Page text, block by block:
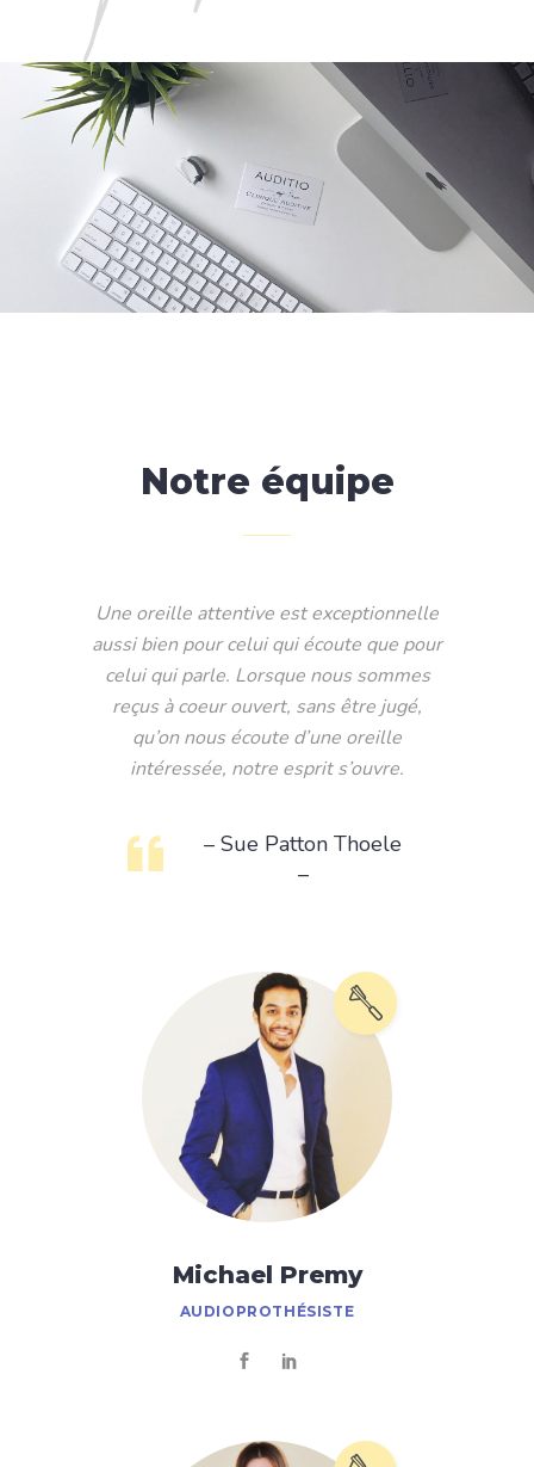
Notre équipe
Une oreille attentive est exceptionnelle
aussi bien pour celui qui écoute que pour
celui qui parle. Lorsque nous sommes
reçus à coeur ouvert, sans être jugé,
qu’on nous écoute d’une oreille
intéressée, notre esprit s’ouvre.
– Sue Patton Thoele
–
Michael Premy
AUDIOPROTHÉSISTE